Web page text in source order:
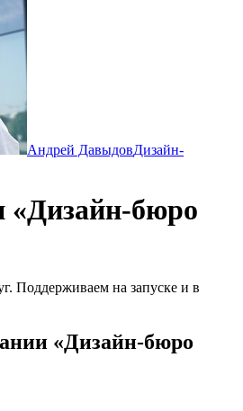
Андрей ДавыдовДизайн-
бюро
Поддерживаем на запуске и в
«Дизайн-бюро